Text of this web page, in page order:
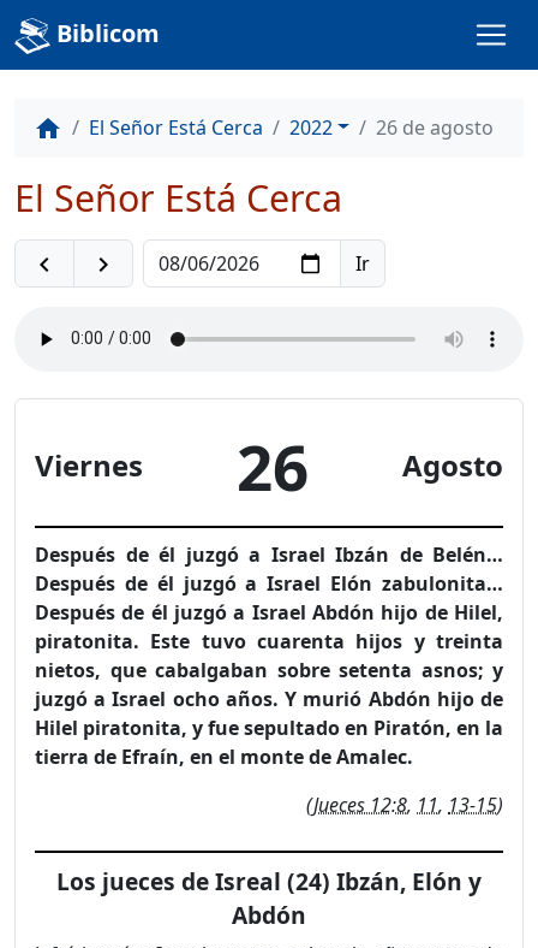
Biblicom
home El Señor Está Cerca 2022 26 de agosto
El Señor Está Cerca
navigate_before navigate_next
Viernes 26 Agosto
Después de él juzgó a Israel Ibzán de Belén…
Después de él juzgó a Israel Elón zabulonita…
Después de él juzgó a Israel Abdón hijo de Hilel,
piratonita. Este tuvo cuarenta hijos y treinta
nietos, que cabalgaban sobre setenta asnos; y
juzgó a Israel ocho años. Y murió Abdón hijo de
Hilel piratonita, y fue sepultado en Piratón, en la
tierra de Efraín, en el monte de Amalec.
(Jueces 12:8, 11, 13-15)
Los jueces de Isreal (24) Ibzán, Elón y
Abdón